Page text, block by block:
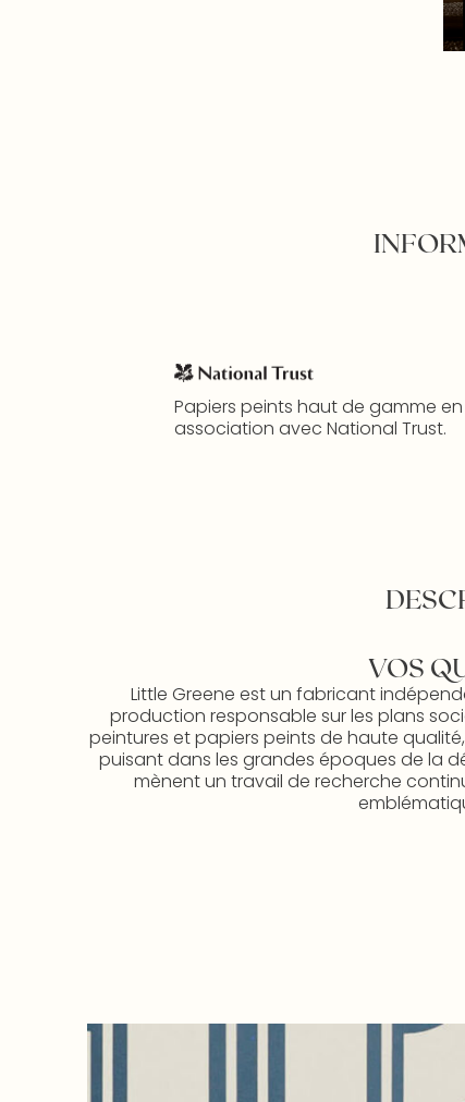
Papiers peints haut de gamme en
association avec National Trust.
VOS
Little Greene est un fabricant
production responsable sur les plans
peintures et papiers peints de haute
puisant dans les grandes époques de la
mènent un travail de recherche